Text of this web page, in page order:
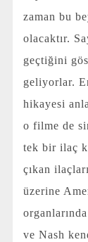
zaman bu
olacaktır.
geçtiğini
geliyorlar.
hikayesi
o filme de
tek bir ilaç
çıkan
üzerine
organlarında
ve Nash